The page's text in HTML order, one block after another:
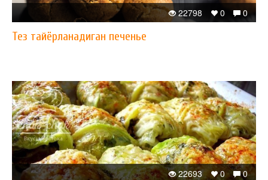
0
0
22798
Тез тайёрланадиган печенье
0
0
22693